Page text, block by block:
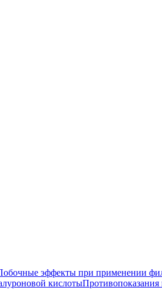
эффекты при применении
кислоты